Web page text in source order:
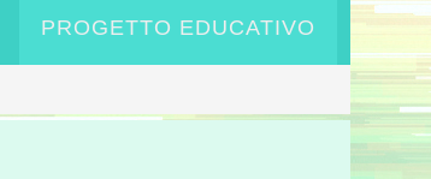
PROGETTO EDUCATIVO